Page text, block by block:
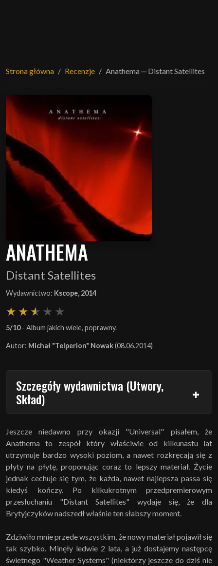
Strona główna Recenzje Anathema ─ Distant Satellites
ANATHEMA
Distant Satellites
Wydawnictwo: Kscope, 2014
5/10- Album jakich wiele, poprawny.
Autor: Michał "Telperion" Nowak(08.06.2014)
Szczegóły wydawnictwa (Utwory,
Skład)
Jeszcze niedawno przy okazji "Universal" pisałem, że
Anathema to zespół który właściwie od kilkunastu lat
utrzymuje bardzo wysoki poziom, a nawet rozkręcają się z
płyty na płytę, proponując coraz to lepszy materiał. Życie
jednak cechuje się tym, że każda, nawet najlepsza passa się
kiedyś kończy. Po kilkukrotnym przedpremierowym
przesłuchaniu "Distant Satellites" wydaje się, że dla
Brytyjczyków nadszedł właśnie ten słabszy moment.
Zdziwiło mnie przede wszystkim, że nowy materiał pojawił się
tak szybko. Minęły ledwie 2 lata, a już dostajemy następcę
świetnego "Weather Systems" (niektórzy jeszcze do dziś nie